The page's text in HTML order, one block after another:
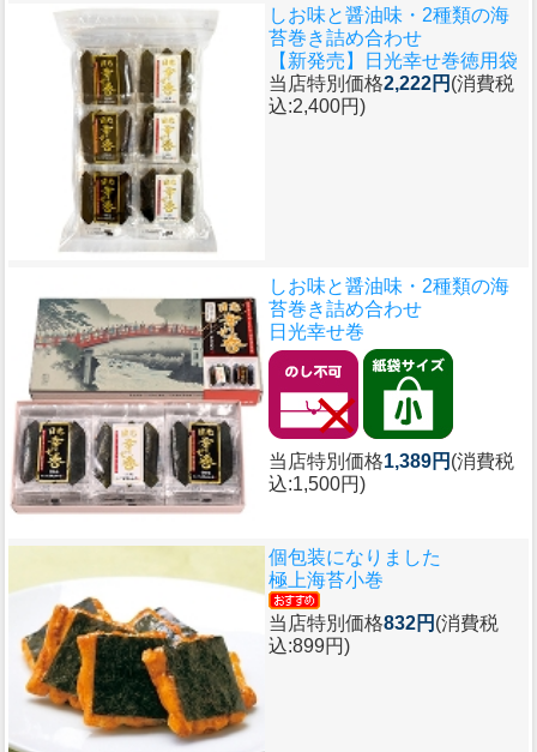
しお味と醤油味・2種類の海
苔巻き詰め合わせ
【新発売】日光幸せ巻徳用袋
当店特別価格2,222円 (消費税
込:2,400円)
しお味と醤油味・2種類の海
苔巻き詰め合わせ
日光幸せ巻
当店特別価格1,389円 (消費税
込:1,500円)
個包装になりました
極上海苔小巻
当店特別価格832円 (消費税
込:899円)